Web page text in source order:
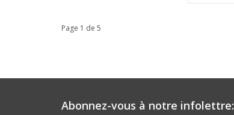
Page 1 de 5
Abonnez-vous à notre infolettre: